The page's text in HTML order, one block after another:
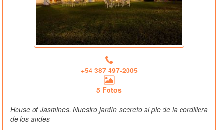
+54 387 497-2005
5 Fotos
House of Jasmines, Nuestro jardín secreto al pie de la cordillera
de los andes